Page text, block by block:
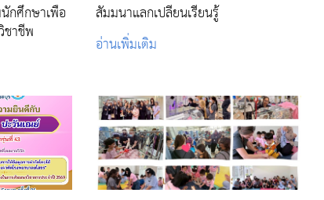
กศึกษาเพื่อ
ชาชีพ
สัมมนาแลกเปลี่ยนเรียนรู้
อ่านเพิ่มเติม